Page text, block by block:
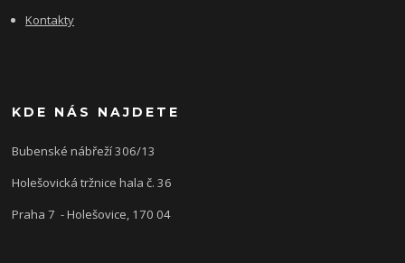
Kontakty
KDE NÁS NAJDETE
Bubenské nábřeží 306/13
Holešovická tržnice hala č. 36
Praha 7 - Holešovice, 170 04